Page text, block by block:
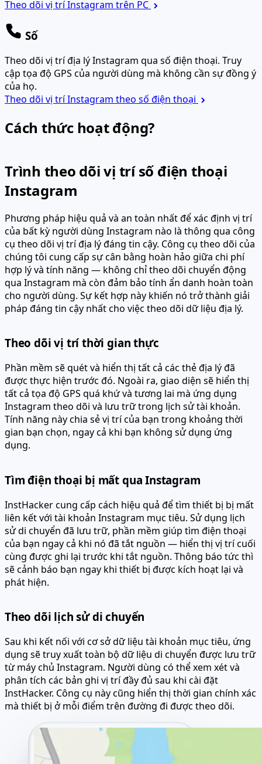
Theo dõi vị trí Instagram trên PC
Số
Theo dõi vị trí địa lý Instagram qua số điện thoại. Truy
cập tọa độ GPS của người dùng mà không cần sự đồng ý
của họ.
Theo dõi vị trí Instagram theo số điện thoại
Cách thức hoạt động?
Trình theo dõi vị trí số điện thoại
Instagram
Phương pháp hiệu quả và an toàn nhất để xác định vị trí
của bất kỳ người dùng Instagram nào là thông qua công
cụ theo dõi vị trí địa lý đáng tin cậy. Công cụ theo dõi của
chúng tôi cung cấp sự cân bằng hoàn hảo giữa chi phí
hợp lý và tính năng — không chỉ theo dõi chuyển động
qua Instagram mà còn đảm bảo tính ẩn danh hoàn toàn
cho người dùng. Sự kết hợp này khiến nó trở thành giải
pháp đáng tin cậy nhất cho việc theo dõi dữ liệu địa lý.
Theo dõi vị trí thời gian thực
Phần mềm sẽ quét và hiển thị tất cả các thẻ địa lý đã
được thực hiện trước đó. Ngoài ra, giao diện sẽ hiển thị
tất cả tọa độ GPS quá khứ và tương lai mà ứng dụng
Instagram theo dõi và lưu trữ trong lịch sử tài khoản.
Tính năng này chia sẻ vị trí của bạn trong khoảng thời
gian bạn chọn, ngay cả khi bạn không sử dụng ứng
dụng.
Tìm điện thoại bị mất qua Instagram
InstHacker cung cấp cách hiệu quả để tìm thiết bị bị mất
liên kết với tài khoản Instagram mục tiêu. Sử dụng lịch
sử di chuyển đã lưu trữ, phần mềm giúp tìm điện thoại
của bạn ngay cả khi nó đã tắt nguồn — hiển thị vị trí cuối
cùng được ghi lại trước khi tắt nguồn. Thông báo tức thì
sẽ cảnh báo bạn ngay khi thiết bị được kích hoạt lại và
phát hiện.
Theo dõi lịch sử di chuyển
Sau khi kết nối với cơ sở dữ liệu tài khoản mục tiêu, ứng
dụng sẽ truy xuất toàn bộ dữ liệu di chuyển được lưu trữ
từ máy chủ Instagram. Người dùng có thể xem xét và
phân tích các bản ghi vị trí đầy đủ sau khi cài đặt
InstHacker. Công cụ này cũng hiển thị thời gian chính xác
mà thiết bị ở mỗi điểm trên đường đi được theo dõi.